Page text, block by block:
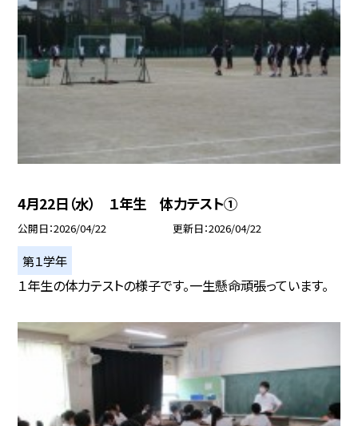
4月22日（水） １年生 体力テスト①
公開日 2026/04/22 更新日 2026/04/22
第１学年
１年生の体力テストの様子です。一生懸命頑張っています。